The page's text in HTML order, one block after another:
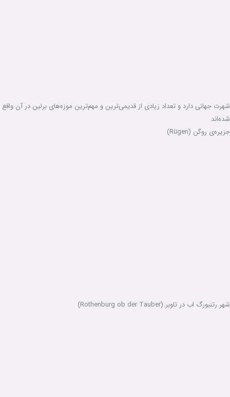
شهرت جهانی دارد و تعداد زیادی از قدیمی‌ترین و مهم‌ترین موزه‌های برلین در آن واقع
شده‌اند
جزیره‌ی روگن (Rügen)
شهر رتنبورگ اب در تاوبر (Rothenburg ob der Tauber)